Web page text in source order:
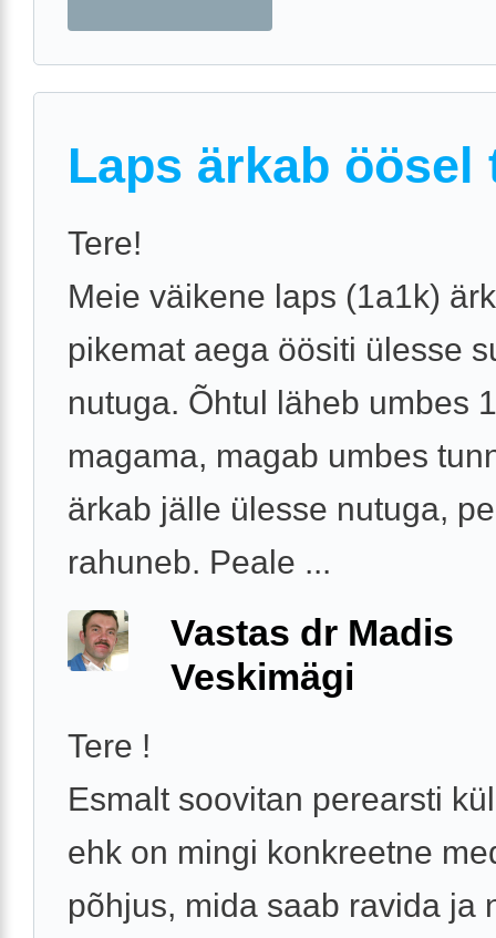
Laps ärkab öösel
Tere!
Meie väikene laps (1a1k)
pikemat aega öösiti ülesse
nutuga. Õhtul läheb umbes
magama, magab umbes
ärkab jälle ülesse nutuga,
rahuneb. Peale ...
Vastas dr Madis
Veskimägi
Tere !
Esmalt soovitan perearsti
ehk on mingi konkreetne
põhjus, mida saab ravida ja